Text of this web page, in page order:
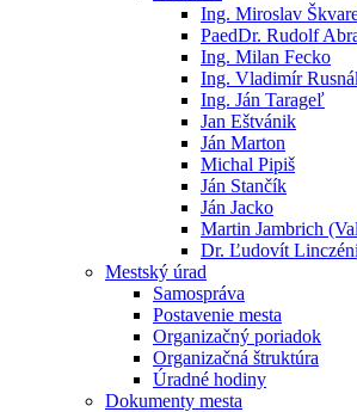
Ing. Miroslav
PaedDr. Rudolf
Ing. Milan Fecko
Ing. Vladimír
Ing. Ján Tarageľ
Jan Eštvánik
Ján Marton
Michal Pipiš
Ján Stančík
Ján Jacko
Martin Jambrich
Dr. Ľudovít
Mestský úrad
Samospráva
Postavenie mesta
Organizačný poriadok
Organizačná štruktúra
Úradné hodiny
Dokumenty mesta